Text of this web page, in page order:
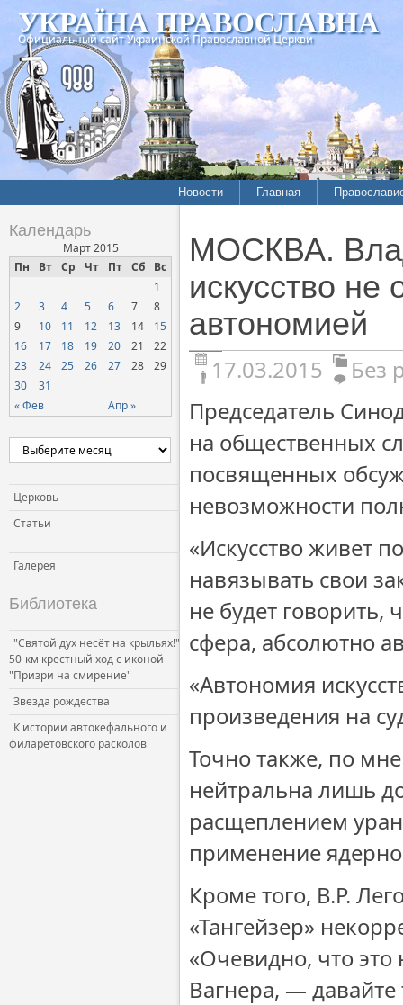
УКРАЇНА ПРАВОСЛАВНА
Официальный сайт Украинской Православной Церкви
Новости Главная
Календарь
Март 2015
Пн
Вт Ср Чт Пт Сб Вс
« Фев Апр »
1
2
3 4 5 6 7
8
9
10 11 12 13 14
15
16
17 18 19 20 21
22
23
24 25 26 27 28
29
30
31
Церковь
Статьи
Галерея
Библиотека
"Святой дух несёт на крыльях!"
50-км крестный ход с иконой
"Призри на смирение"
Звезда рождества
К истории автокефального и
филаретовского расколов
МОСКВА.
искусство
автономией
17.03.2015
Без
Председатель
на общественных
посвященных
невозможности
«Искусство живет
навязывать свои
не будет говорить,
сфера, абсолютно
«Автономия
произведения на
Точно также, по
нейтральна лишь
расщеплением
применение
Кроме того, В.Р.
«Тангейзер»
«Очевидно, что
Вагнера, —